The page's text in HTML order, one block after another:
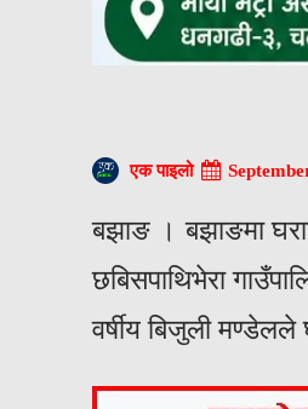
एक पाइलो
बझाङ । बझाङमा
छबिसपाथिभेरा
वर्षीय बिजुली